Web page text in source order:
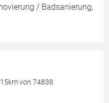
/ Badsanierung,
von 74838